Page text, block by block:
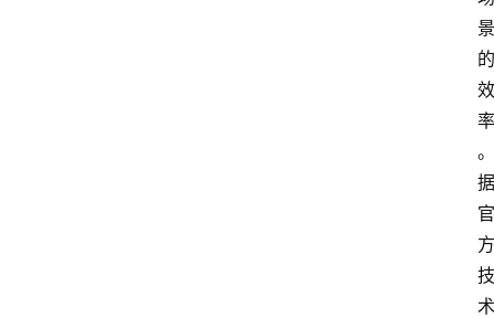
景
的
效
率
。
据
官
方
技
术